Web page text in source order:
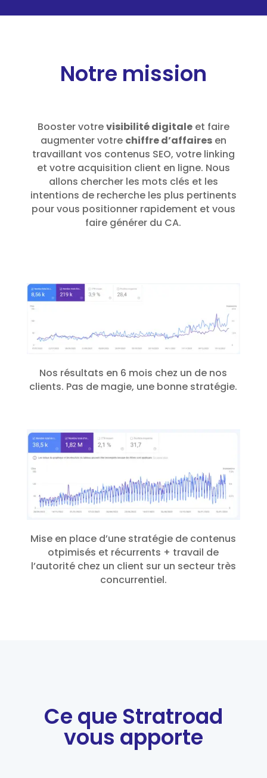
Notre mission
Booster votrevisibilité digitaleet faire
augmenter votre chiffre d’affairesen
travaillant vos contenus SEO, votre linking
et votre acquisition client en ligne. Nous
allons chercher les mots clés et les
intentions de recherche les plus pertinents
pour vous positionner rapidement et vous
faire générer du CA.
Nos résultats en 6 mois chez un de nos
clients. Pas de magie, une bonne stratégie.
Mise en place d’une stratégie de contenus
otpimisés et récurrents + travail de
l’autorité chez un client sur un secteur très
concurrentiel.
Ce que Stratroad
vous apporte